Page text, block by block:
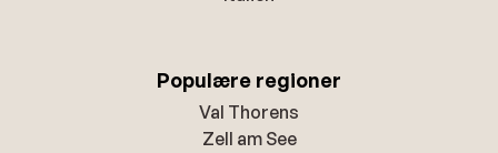
Populære regioner
Val Thorens
Zell am See